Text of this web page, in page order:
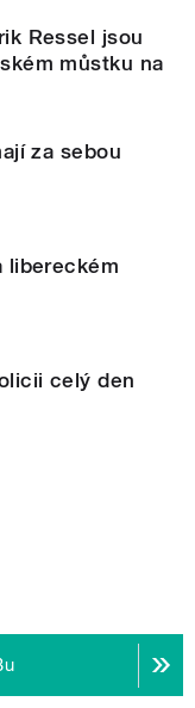
Ressel jsou
můstku na
za sebou
libereckém
celý den